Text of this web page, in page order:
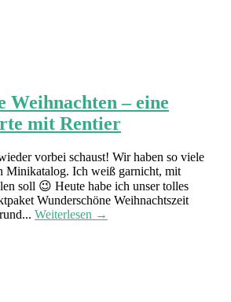
Weihnachten – eine
mit Rentier
vorbei schaust! Wir haben so viele
Minikatalog. Ich weiß garnicht, mit
soll 😉 Heute habe ich unser tolles
Wunderschöne Weihnachtszeit
Weiterlesen →